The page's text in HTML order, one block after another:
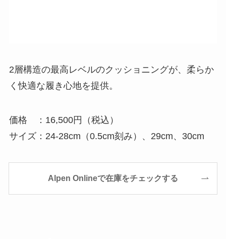
2層構造の最高レベルのクッショニングが、柔らか
く快適な履き心地を提供。
価格 ：16,500円（税込）
サイズ：24-28cm（0.5cm刻み）、29cm、30cm
Alpen Onlineで在庫をチェックする